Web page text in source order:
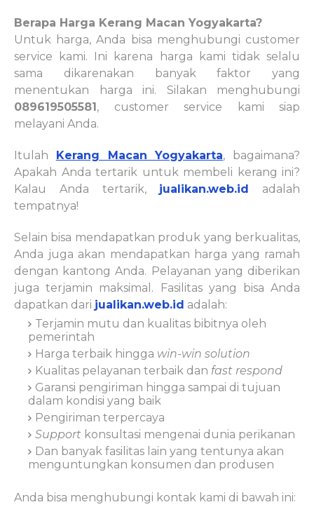
Berapa Harga Kerang Macan Yogyakarta?
Untuk harga, Anda bisa menghubungi customer
service kami. Ini karena harga kami tidak selalu
sama dikarenakan banyak faktor yang
menentukan harga ini. Silakan menghubungi
089619505581, customer service kami siap
melayani Anda.
Itulah Kerang Macan Yogyakarta, bagaimana?
Apakah Anda tertarik untuk membeli kerang ini?
Kalau Anda tertarik, jualikan.web.id adalah
tempatnya!
Selain bisa mendapatkan produk yang berkualitas,
Anda juga akan mendapatkan harga yang ramah
dengan kantong Anda. Pelayanan yang diberikan
juga terjamin maksimal. Fasilitas yang bisa Anda
dapatkan dari jualikan.web.id adalah:
Terjamin mutu dan kualitas bibitnya oleh
pemerintah
Harga terbaik hingga win-win solution
Kualitas pelayanan terbaik dan fast respond
Garansi pengiriman hingga sampai di tujuan
dalam kondisi yang baik
Pengiriman terpercaya
Support konsultasi mengenai dunia perikanan
Dan banyak fasilitas lain yang tentunya akan
menguntungkan konsumen dan produsen
Anda bisa menghubungi kontak kami di bawah ini: